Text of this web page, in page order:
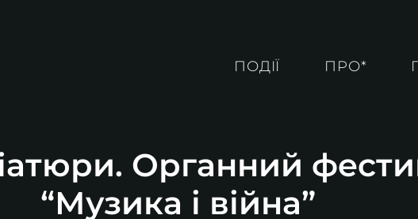
ПОДІЇ ПРО*
Органний
“Музика і війна”